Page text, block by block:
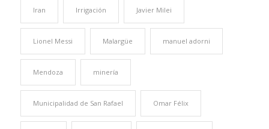
Iran Irrigación Javier Milei
Lionel Messi Malargüe manuel adorni
Mendoza minería
Municipalidad de San Rafael Omar Félix